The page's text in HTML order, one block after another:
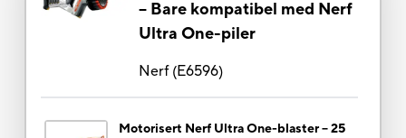
-- Bare kompatibel med Nerf
Ultra One-piler
Nerf(E6596)
Motorisert Nerf Ultra One-blaster -- 25